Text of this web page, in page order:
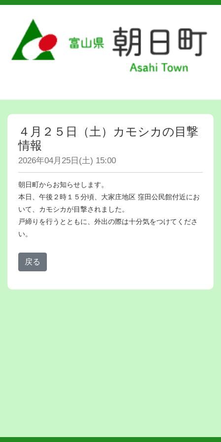
４月２５日（土）カモシカの目撃
情報
2026年04月25日(土) 15:00
朝日町からお知らせします。
本日、午後２時１５分頃、大家庄地区 窪田公民館付近にお
いて、カモシカが目撃されました。
戸締りを行うとともに、外出の際は十分気をつけてくださ
い。
戻る